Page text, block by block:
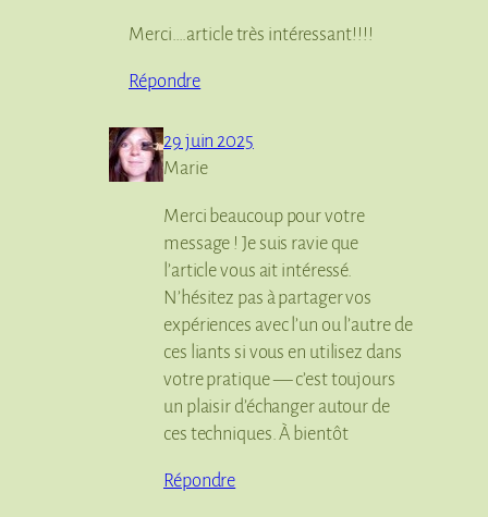
Merci….article très intéressant!!!!
Répondre
29 juin 2025
Marie
Merci beaucoup pour votre
message ! Je suis ravie que
l’article vous ait intéressé.
N’hésitez pas à partager vos
expériences avec l’un ou l’autre de
ces liants si vous en utilisez dans
votre pratique — c’est toujours
un plaisir d’échanger autour de
ces techniques. À bientôt
Répondre